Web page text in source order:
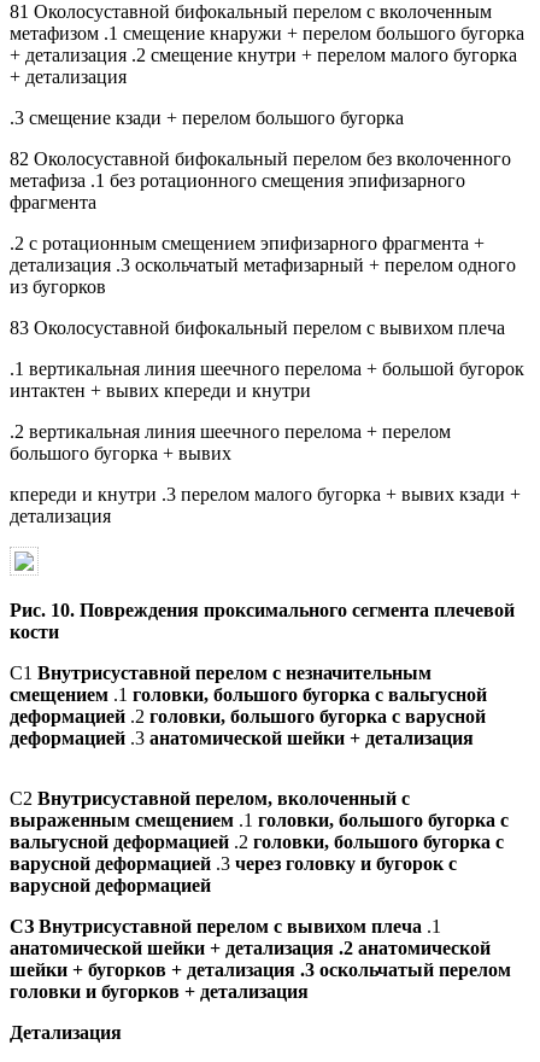
81 Околосуставной бифокальный перелом с вколоченным
метафизом .1 смещение кнаружи + перелом большого бугорка
+ детализация .2 смещение кнутри + перелом малого бугорка
+ детализация
.3 смещение кзади + перелом большого бугорка
82 Околосуставной бифокальный перелом без вколоченного
метафиза .1 без ротационного смещения эпифизарного
фрагмента
.2 с ротационным смещением эпифизарного фрагмента +
детализация .3 оскольчатый метафизарный + перелом одного
из бугорков
83 Околосуставной бифокальный перелом с вывихом плеча
.1 вертикальная линия шеечного перелома + большой бугорок
интактен + вывих кпереди и кнутри
.2 вертикальная линия шеечного перелома + перелом
большого бугорка + вывих
кпереди и кнутри .3 перелом малого бугорка + вывих кзади +
детализация
Рис. 10. Повреждения проксимального сегмента плечевой
кости
C1 Внутрисуставной перелом с незначительным
смещением .1 головки, большого бугорка с вальгусной
деформацией .2 головки, большого бугорка с варусной
деформацией .3 анатомической шейки + детализация
С2 Внутрисуставной перелом, вколоченный с
выраженным смещением .1 головки, большого бугорка с
вальгусной деформацией .2 головки, большого бугорка с
варусной деформацией .3 через головку и бугорок с
варусной деформацией
СЗ Внутрисуставной перелом с вывихом плеча .1
анатомической шейки + детализация .2 анатомической
шейки + бугорков + детализация .3 оскольчатый перелом
головки и бугорков + детализация
Детализация